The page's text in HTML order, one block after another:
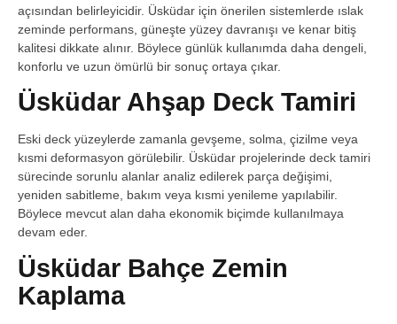
açısından belirleyicidir. Üsküdar için önerilen sistemlerde ıslak
zeminde performans, güneşte yüzey davranışı ve kenar bitiş
kalitesi dikkate alınır. Böylece günlük kullanımda daha dengeli,
konforlu ve uzun ömürlü bir sonuç ortaya çıkar.
Üsküdar Ahşap Deck Tamiri
Eski deck yüzeylerde zamanla gevşeme, solma, çizilme veya
kısmi deformasyon görülebilir. Üsküdar projelerinde deck tamiri
sürecinde sorunlu alanlar analiz edilerek parça değişimi,
yeniden sabitleme, bakım veya kısmi yenileme yapılabilir.
Böylece mevcut alan daha ekonomik biçimde kullanılmaya
devam eder.
Üsküdar Bahçe Zemin
Kaplama